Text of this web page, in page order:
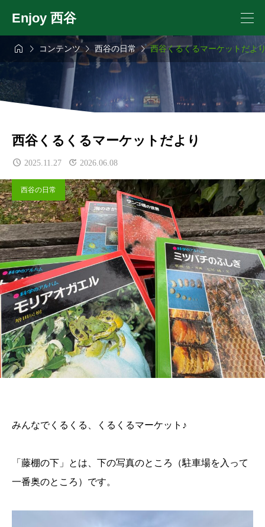
Enjoy 西谷
  コンテンツ西谷の日常西谷くるくるマーケットだよ
西谷くるくるマーケットだより
2025.11.27 2026.06.08
西谷の日常
みんなでくるくる、くるくるマーケット♪
「藤棚の下」とは、下の写真のところ（駐車場を入って
一番奥のところ）です。